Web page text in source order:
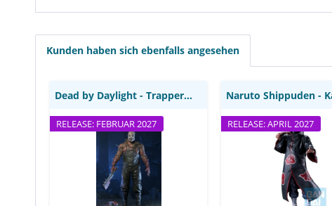
Kunden haben sich ebenfalls angesehen
RELEASE: FEBRUAR 2027
Dead by Daylight - Trapper Actionfigur: NECA
RELEASE: APRIL 2027